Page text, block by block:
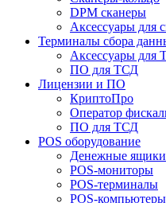
DPM сканеры
Аксессуары для
Терминалы сбора
Аксессуары для
ПО для ТСД
Лицензии и ПО
КриптоПро
Оператор
ПО для ТСД
POS оборудование
Денежные ящики
POS-мониторы
POS-терминалы
POS-компьютеры